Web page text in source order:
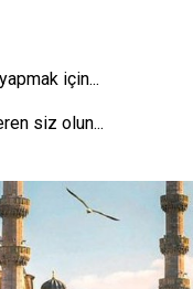
için...
siz olun...